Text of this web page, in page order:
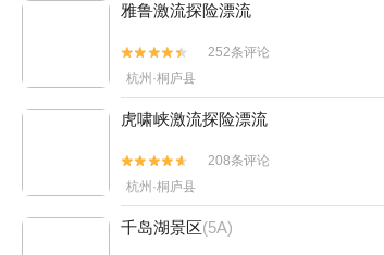
雅鲁激流探险漂流


252条评论
杭州·桐庐县
虎啸峡激流探险漂流


208条评论
杭州·桐庐县
千岛湖景区(5A)